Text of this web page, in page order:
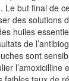
Le but final de
des solutions
huiles
de
sont
l’amoxicilline